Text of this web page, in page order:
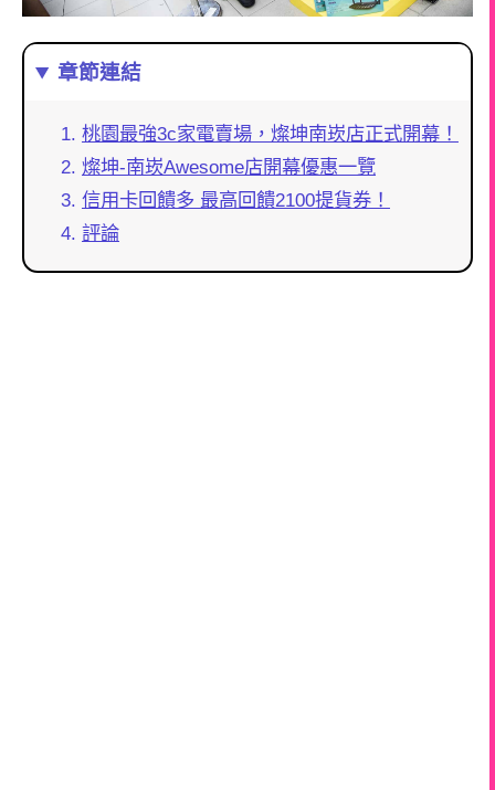
章節連結
桃園最強3c家電賣場，燦坤南崁店正式開幕！
燦坤-南崁Awesome店開幕優惠一覽
信用卡回饋多 最高回饋2100提貨券！
評論